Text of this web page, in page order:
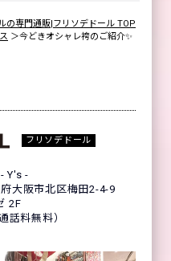
の専門通販|フリソデドール TOP
＞今どきオシャレ袴のご紹介✨
フリソデドール
Y's -
大阪市北区梅田2-4-9
2F
話料無料）